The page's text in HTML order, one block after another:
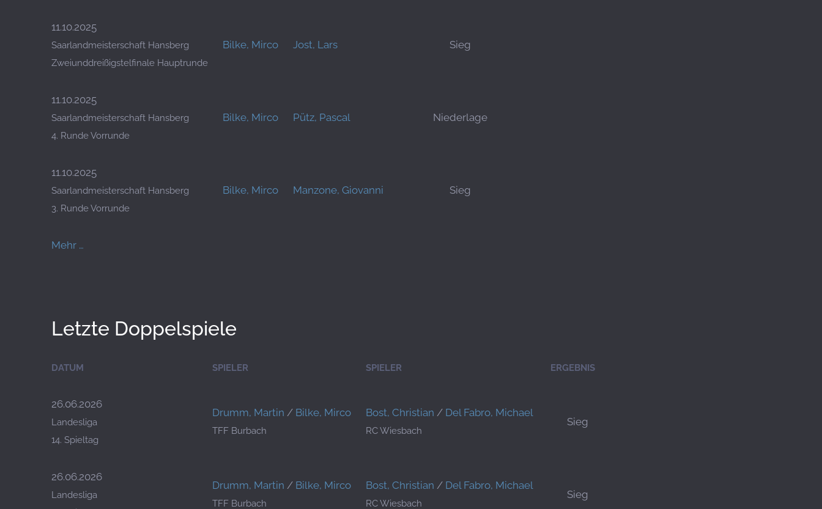
11.10.2025
Saarlandmeisterschaft Hansberg
Zweiunddreißigstelfinale Hauptrunde
Bilke, Mirco Jost, Lars Sieg
11.10.2025
Saarlandmeisterschaft Hansberg
4. Runde Vorrunde
Bilke, Mirco Pütz, Pascal Niederlage
11.10.2025
Saarlandmeisterschaft Hansberg
3. Runde Vorrunde
Bilke, Mirco Manzone, Giovanni Sieg
Mehr …
Letzte Doppelspiele
DATUM SPIELER SPIELER ERGEBNIS
26.06.2026
Landesliga
14. Spieltag
Drumm, Martin / Bilke, Mirco
TFF Burbach
Bost, Christian / Del Fabro, Michael
RC Wiesbach
Sieg
26.06.2026
Landesliga
Drumm, Martin / Bilke, Mirco
TFF Burbach
Bost, Christian / Del Fabro, Michael
RC Wiesbach
Sieg